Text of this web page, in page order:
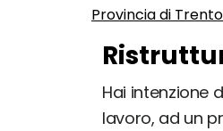
Provincia di Trento
Hai intenzione
lavoro, ad un